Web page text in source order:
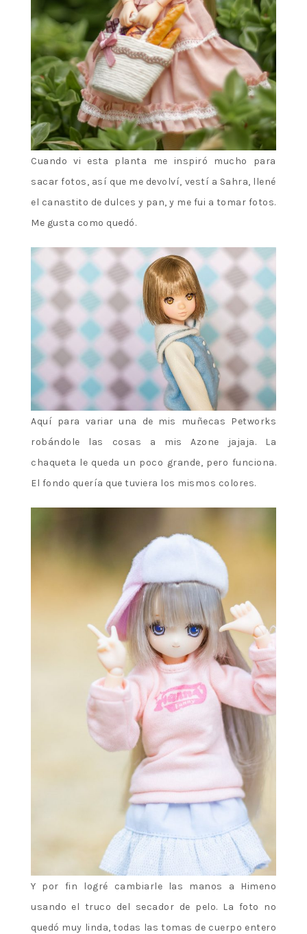
Cuando vi esta planta me inspiró mucho para
sacar fotos, así que me devolví, vestí a Sahra, llené
el canastito de dulces y pan, y me fui a tomar fotos.
Me gusta como quedó.
Aquí para variar una de mis muñecas Petworks
robándole las cosas a mis Azone jajaja. La
chaqueta le queda un poco grande, pero funciona.
El fondo quería que tuviera los mismos colores.
Y por fin logré cambiarle las manos a Himeno
usando el truco del secador de pelo. La foto no
quedó muy linda, todas las tomas de cuerpo entero